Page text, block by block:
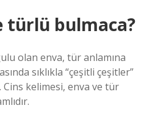
türlü bulmaca?
olan enva, tür anlamına
sıklıkla “çeşitli çeşitler”
Cins kelimesi, enva ve tür